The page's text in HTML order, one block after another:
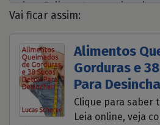
Vai ficar assim:
Alimentos
Gorduras e
Para
Clique para saber
Leia online, veja